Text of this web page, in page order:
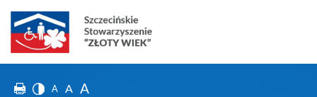
A A A